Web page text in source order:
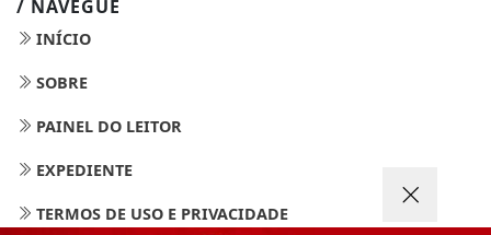
/ NAVEGUE
INÍCIO
SOBRE
PAINEL DO LEITOR
EXPEDIENTE
TERMOS DE USO E PRIVACIDADE